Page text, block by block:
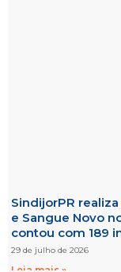
SindijorPR
e Sangue Novo
contou com 189
29 de julho de 2026